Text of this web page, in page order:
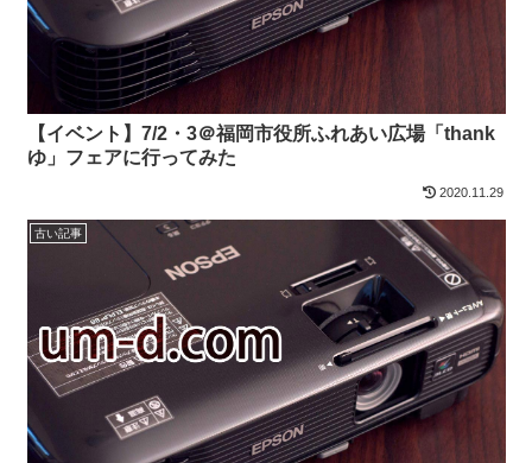
【イベント】7/2・3＠福岡市役所ふれあい広場「thank
ゆ」フェアに行ってみた
2020.11.29
古い記事